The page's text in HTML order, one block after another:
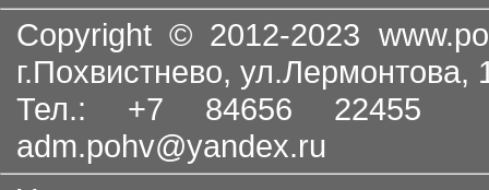
Copyright © 2012-2023
г.Похвистнево, ул.Лермонтова,
Тел.: +7 84656
adm.pohv@yandex.ru